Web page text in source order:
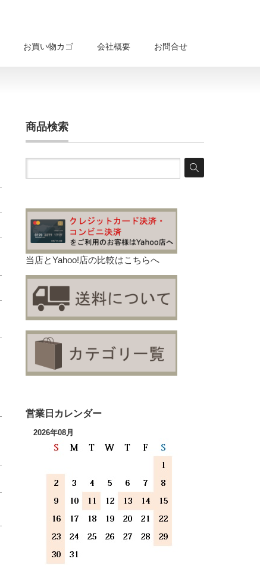
お買い物カゴ 会社概要 お問合せ
商品検索
当店とYahoo!店の比較はこちらへ
営業日カレンダー
2026年08月